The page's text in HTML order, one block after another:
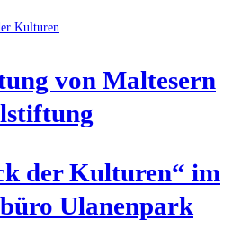
von Mal­te­sern
der Kul­tu­ren“ im
Ulanenpark